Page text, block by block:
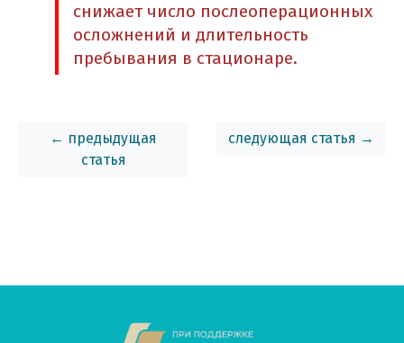
снижает число послеоперационных
осложнений и длительность
пребывания в стационаре.
← предыдущая
статья
следующая статья →